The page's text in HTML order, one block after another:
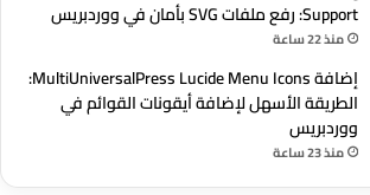
Support: رفع ملفات SVG بأمان في ووردبريس
منذ 22 ساعة
إضافة MultiUniversalPress Lucide Menu Icons:
الطريقة الأسهل لإضافة أيقونات القوائم في
ووردبريس
منذ 23 ساعة